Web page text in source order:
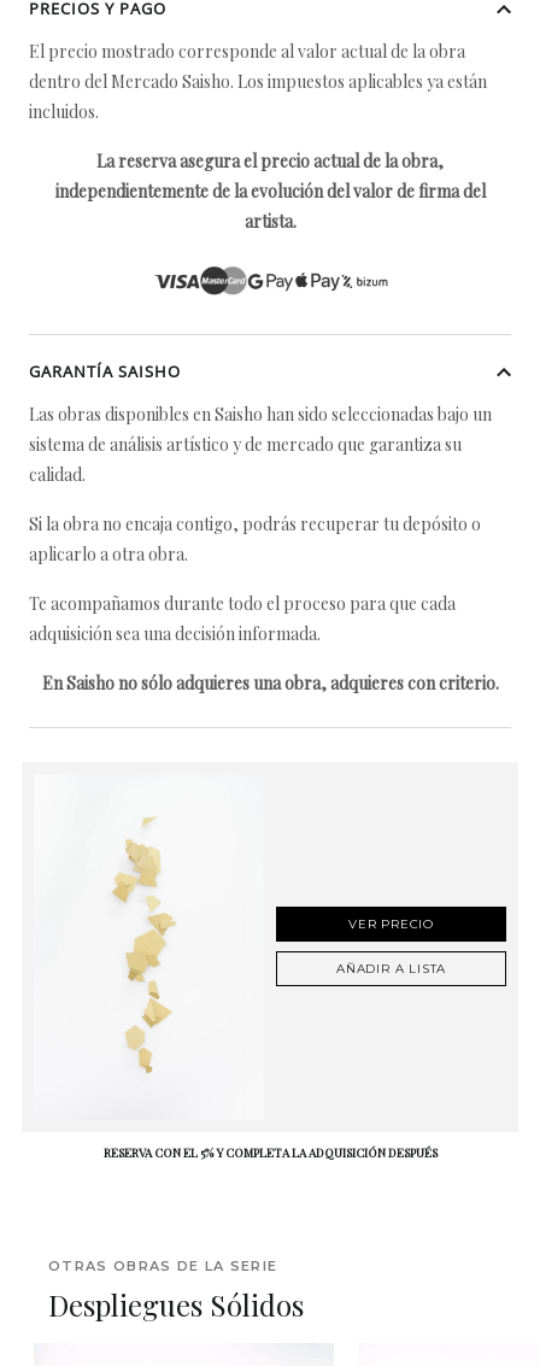
PRECIOS Y PAGO
El precio mostrado corresponde al valor actual de la obra
dentro del Mercado Saisho. Los impuestos aplicables ya están
incluidos.
La reserva asegura el precio actual de la obra,
independientemente de la evolución del valor de firma del
artista.
GARANTÍA SAISHO
Las obras disponibles en Saisho han sido seleccionadas bajo un
sistema de análisis artístico y de mercado que garantiza su
calidad.
Si la obra no encaja contigo, podrás recuperar tu depósito o
aplicarlo a otra obra.
Te acompañamos durante todo el proceso para que cada
adquisición sea una decisión informada.
En Saisho no sólo adquieres una obra, adquieres con criterio.
VER PRECIO
AÑADIR A LISTA
RESERVA CON EL 5% Y COMPLETA LA ADQUISICIÓN DESPUÉS
OTRAS OBRAS DE LA SERIE
Despliegues Sólidos